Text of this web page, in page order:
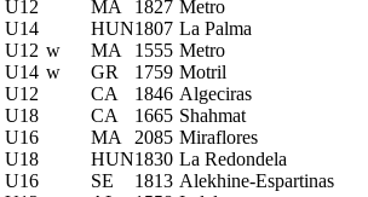
U12 MA 1827 Metro
U14 HUN1807 La Palma
U12 w MA 1555 Metro
U14 w GR 1759 Motril
U12 CA 1846 Algeciras
U18 CA 1665 Shahmat
U16 MA 2085 Miraflores
U18 HUN1830 La Redondela
U16 SE 1813 Alekhine-Espartinas